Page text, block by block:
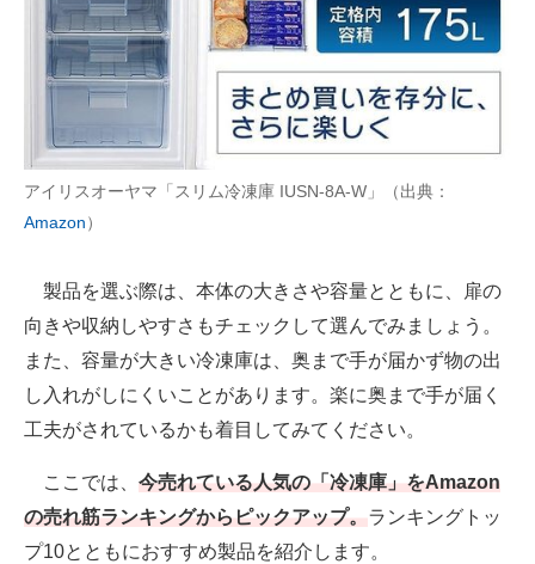
AI活用のいまが分かる
企業ITのトレンドを詳説
経営リーダーのコミュニティ
マーケ×ITの今がよく分かる
企業向けIT製品の総合サイト
製造業のIT導入・活用を支援
電子設計の基本と応用
アイリスオーヤマ「スリム冷凍庫 IUSN-8A-W」（出典：
Amazon）
製品を選ぶ際は、本体の大きさや容量とともに、扉の
向きや収納しやすさもチェックして選んでみましょう。
また、容量が大きい冷凍庫は、奥まで手が届かず物の出
し入れがしにくいことがあります。楽に奥まで手が届く
工夫がされているかも着目してみてください。
ここでは、 今売れている人気の「冷凍庫」をAmazon
の売れ筋ランキングからピックアップ。ランキングトッ
プ10とともにおすすめ製品を紹介します。